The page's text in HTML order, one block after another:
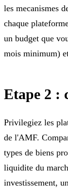
les mecanismes
chaque
un budget que
mois minimum)
Etape 2 :
Privilegiez les
de l'AMF.
types de biens
liquidite du
investissement,